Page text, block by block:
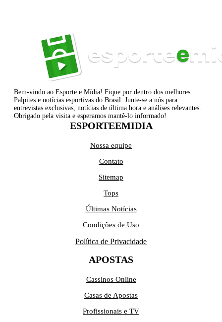
Bem-vindo ao Esporte e Mídia! Fique por dentro dos melhores
Palpites e notícias esportivas do Brasil. Junte-se a nós para
entrevistas exclusivas, notícias de última hora e análises relevantes.
Obrigado pela visita e esperamos mantê-lo informado!
ESPORTEEMIDIA
Nossa equipe
Contato
Sitemap
Tops
Últimas Notícias
Condições de Uso
Política de Privacidade
APOSTAS
Cassinos Online
Casas de Apostas
Profissionais e TV